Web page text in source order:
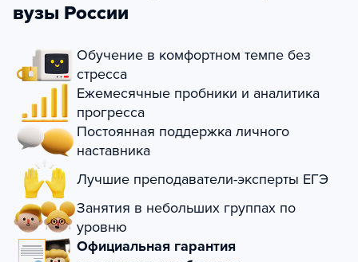
вузы России
Обучение в комфортном темпе без
стресса
Ежемесячные пробники и аналитика
прогресса
Постоянная поддержка личного
наставника
Лучшие преподаватели-эксперты ЕГЭ
Занятия в небольших группах по
уровню
Официальная гарантия